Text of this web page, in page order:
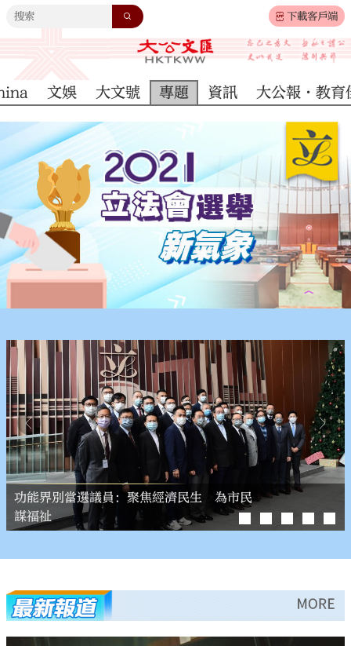
下載客戶端
大公文匯
文娛 大文號 專題 資訊 大公報·教育
候任議員挺國教 讓學生五光十色
陳茂波：民主不應只重「量」 更需要重
「質」
地區直選候任議員見傳媒 承諾建設高效議
會
功能界別當選議員：聚焦經濟民生 為市民
謀福祉
選委界當選議員：以港利益為依歸
more